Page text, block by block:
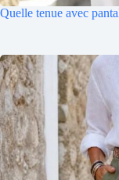
Quelle tenue avec